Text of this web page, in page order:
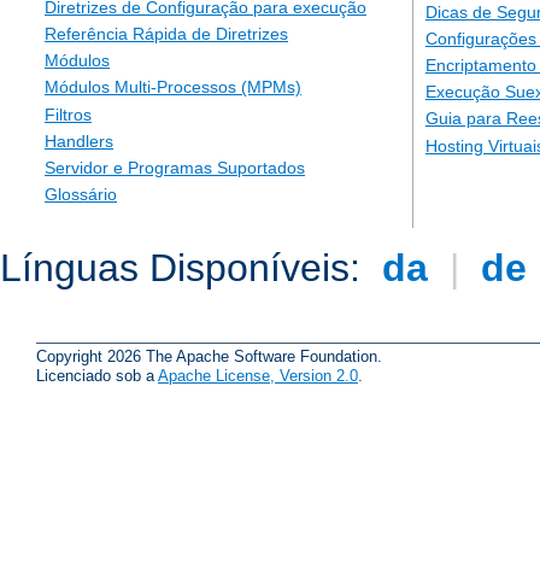
Diretrizes de Configuração para execução
Referência Rápida de Diretrizes
Módulos
Módulos Multi-Processos (MPMs)
Filtros
Handlers
Servidor e Programas Suportados
Glossário
Dicas de
Execução
Guia para
Hosting
Línguas Disponíveis: da | de
Copyright 2026 The Apache Software Foundation.
Licenciado sob a Apache License, Version 2.0